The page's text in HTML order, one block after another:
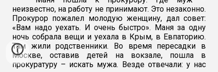
неизвестно, на работу не принимают. Это незаконно.
Прокурор пожалел молодую женщину, дал совет:
«Вам надо уехать. И очень быстро». Маня за одну
ночь собрала вещи и уехала в Крым, в Евпаторию.
Там жили родственники. Во время пересадки в
Москве, оставив детей на вокзале, пошла в
прокуратуру – искать мужа. Везде отвечали: у нас